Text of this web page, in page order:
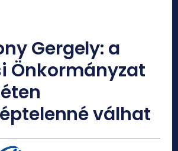
Gergely: a
Önkormányzat
válhat